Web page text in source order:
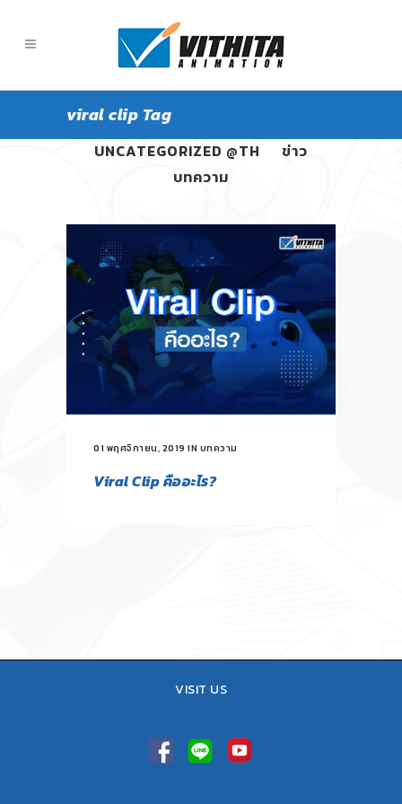
viral clip Tag
ALL
UNCATEGORIZED @TH
ข่าว
บทความ
01 พฤศจิกายน, 2019 IN บทความ
Viral Clip คืออะไร?
VISIT US